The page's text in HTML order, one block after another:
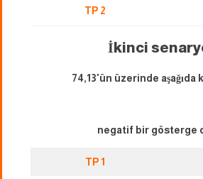
TP 2
İkinci
74,13'ün üzerinde aşağıda
negatif bir gösterge
TP 1